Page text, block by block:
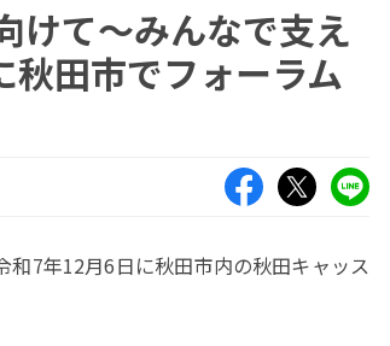
けて～みんなで支え
田市でフォーラム
Facebook X（旧Twitter
7年12月6日に秋田市内の秋田キャッス